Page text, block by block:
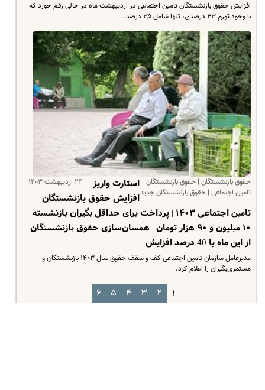
افزایش حقوق بازنشستگان تامین اجتماعی در اردیبهشت ماه در حالی رقم خورد که
با وجود تورم ۴۳ درصدی، تنها شامل ۳۵ درصد…
حقوق بازنشستگان | حقوق بازنشستگان
تامین اجتماعی | حقوق بازنشستگان جدید
۲۴ اردیبهشت ۱۴۰۳
استارت واریز
افزایش حقوق بازنشستگان
تامین اجتماعی ۱۴۰۳ | پرداخت برای حداقل بگیران بازنشسته
۱۰ میلیون و ۹۰ هزار تومان | همسان‌سازی حقوق بازنشستگان
از این ماه با 40 درصد افزایش
مدیرعامل سازمان تامین اجتماعی کف و سقف حقوق سال ۱۴۰۳ بازنشستگان و
مستمری‌بگیران را اعلام کرد.
۱ ۲ ۳ ۴ ۵ ۶